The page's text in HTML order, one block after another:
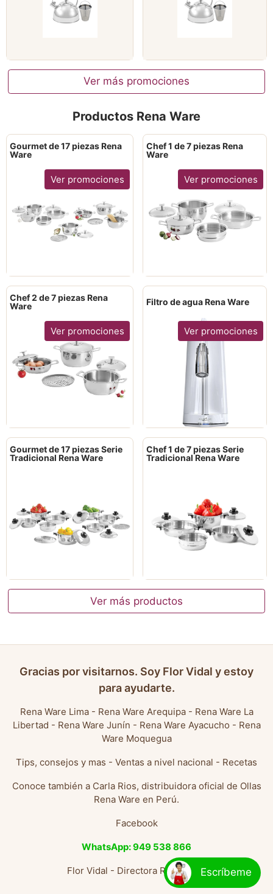
Ver más promociones
Productos Rena Ware
Gourmet de 17 piezas Rena
Ware
Ver promociones
Chef 1 de 7 piezas Rena
Ware
Ver promociones
Chef 2 de 7 piezas Rena
Ware
Ver promociones
Filtro de agua Rena Ware
Ver promociones
Gourmet de 17 piezas Serie
Tradicional Rena Ware
Chef 1 de 7 piezas Serie
Tradicional Rena Ware
Ver más productos
Gracias por visitarnos. Soy Flor Vidal y estoy
para ayudarte.
Rena Ware Lima- Rena Ware Arequipa- Rena Ware La
Libertad - Rena Ware Junín - Rena Ware Ayacucho - Rena
Ware Moquegua
Tips, consejos y mas - Ventas a nivel nacional - Recetas
Conoce también a Carla Rios, distribuidora oficial de Ollas
Rena Ware en Perú.
Facebook
WhatsApp: 949 538 866
Flor Vidal - Directora Rena WareEscríbeme